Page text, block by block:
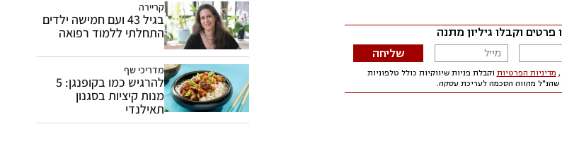
קריירה
בגיל 43 ועם חמישה ילדים
התחלתי ללמוד רפואה
מדריכי שף
להרגיש כמו בקופנגן: 5
מנות קיציות בסגנון
תאילנדי